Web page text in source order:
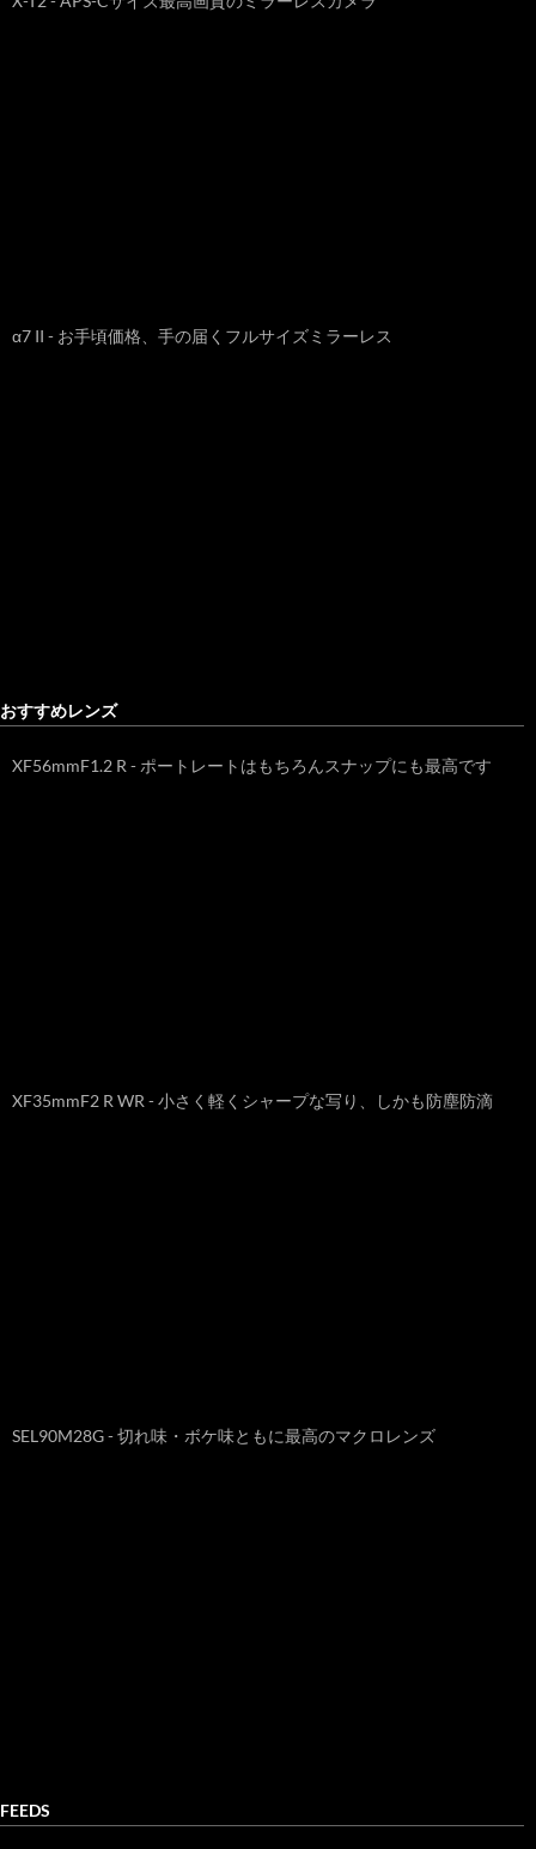
α7 II - お手頃価格、手の届くフルサイズミラーレス
おすすめレンズ
XF56mmF1.2 R - ポートレートはもちろんスナップにも最高です
XF35mmF2 R WR - 小さく軽くシャープな写り、しかも防塵防滴
SEL90M28G - 切れ味・ボケ味ともに最高のマクロレンズ
FEEDS